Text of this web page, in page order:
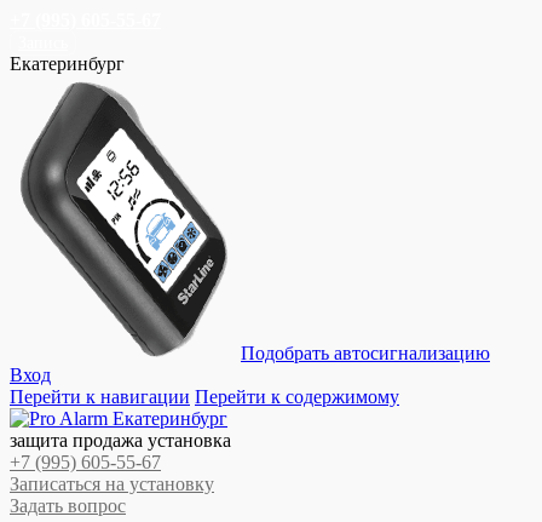
Екатеринбург
Подобрать автосигнализацию
Вход
Перейти к навигации Перейти к содержимому
защита продажа установка
+7 (995) 605-55-67
Записаться на установку
Задать вопрос